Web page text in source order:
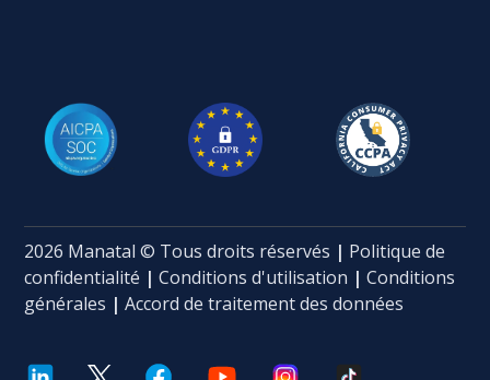
2026 Manatal © Tous droits réservés | Politique de
confidentialité |Conditions d'utilisation | Conditions
générales | Accord de traitement des données